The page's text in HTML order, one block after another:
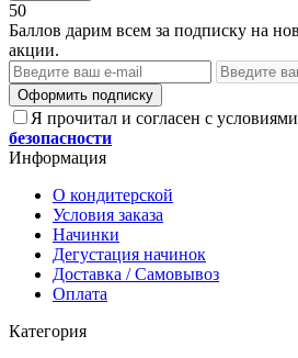
50
Баллов дарим всем за подписку на
акции.
Оформить подписку
Я прочитал и согласен с условиями
безопасности
Информация
О кондитерской
Условия заказа
Начинки
Дегустация начинок
Доставка / Самовывоз
Оплата
Категория